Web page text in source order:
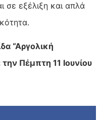
σε εξέλιξη και απλά
“Αργολική
Πέμπτη 11 Ιουνίου